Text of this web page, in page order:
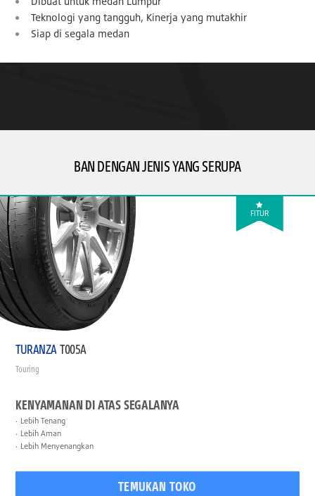
Teknologi yang tangguh, Kinerja yang mutakhir
Siap di segala medan
BAN DENGAN JENIS YANG SERUPA
FITUR
TURANZAT005A
Touring
KENYAMANAN DI ATAS SEGALANYA
Lebih Tenang
Lebih Aman
Lebih Menyenangkan
TEMUKAN TOKO